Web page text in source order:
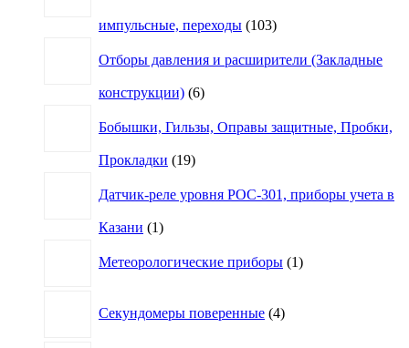
импульсные, переходы 103103
Отборы давления и расширители (Закладные
конструкции) 66
Бобышки, Гильзы, Оправы защитные, Пробки,
Прокладки 1919
Датчик-реле уровня РОС-301, приборы учета в
Казани 11
Метеорологические приборы 1товар
Секундомеры поверенные 4товара